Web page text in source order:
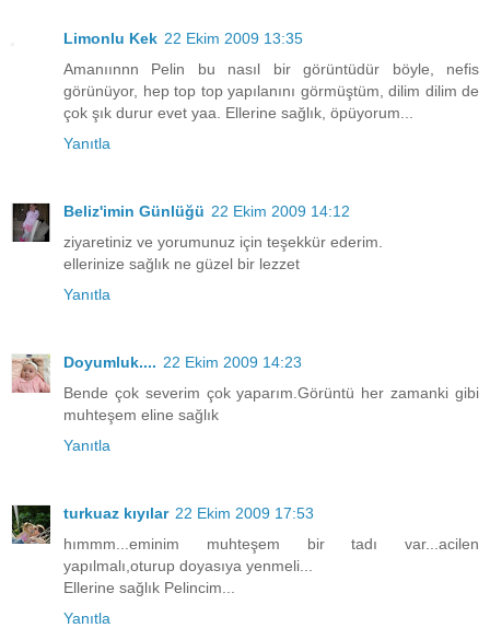
Limonlu Kek 22 Ekim 2009 13:35
Amanıınnn Pelin bu nasıl bir görüntüdür böyle, nefis
görünüyor, hep top top yapılanını görmüştüm, dilim dilim de
çok şık durur evet yaa. Ellerine sağlık, öpüyorum...
Yanıtla
Beliz'imin Günlüğü 22 Ekim 2009 14:12
ziyaretiniz ve yorumunuz için teşekkür ederim.
ellerinize sağlık ne güzel bir lezzet
Yanıtla
Doyumluk.... 22 Ekim 2009 14:23
Bende çok severim çok yaparım.Görüntü her zamanki gibi
muhteşem eline sağlık
Yanıtla
turkuaz kıyılar 22 Ekim 2009 17:53
hımmm...eminim muhteşem bir tadı var...acilen
yapılmalı,oturup doyasıya yenmeli...
Ellerine sağlık Pelincim...
Yanıtla